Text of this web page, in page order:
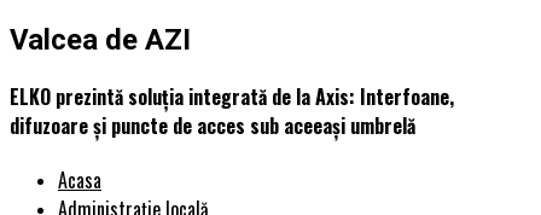
Valcea de AZI
ELKO prezintă soluția integrată de la Axis: Interfoane,
difuzoare și puncte de acces sub aceeași umbrelă
Acasa